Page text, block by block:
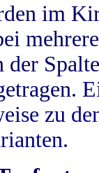
im
zu